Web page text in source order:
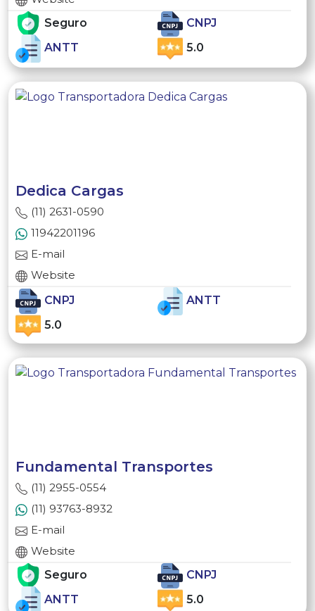
Seguro
CNPJ
ANTT
5.0
Dedica Cargas
(11) 2631-0590
11942201196
E-mail
Website
CNPJ
ANTT
5.0
Fundamental Transportes
(11) 2955-0554
(11) 93763-8932
E-mail
Website
Seguro
CNPJ
ANTT
5.0